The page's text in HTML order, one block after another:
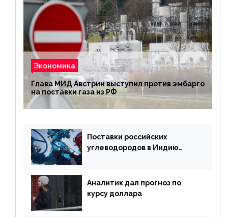
Экономика
Глава МИД Австрии выступил против эмбарго
на поставки газа из РФ
Поставки российских
углеводородов в Индию
Аналитик дал прогноз по
курсу доллара